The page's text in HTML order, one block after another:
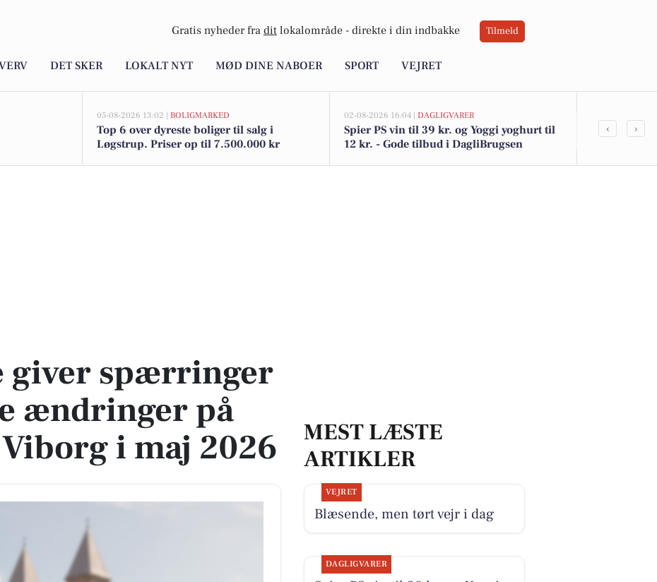
Gratis nyheder fra dit lokalområde - direkte i din indbakke Tilmeld
DET SKER LOKALT NYT MØD DINE NABOER SPORT VEJRET
05-08-2026 13:02 | BOLIGMARKED
Top 6 over dyreste boliger til salg i
Løgstrup. Priser op til 7.500.000 kr
02-08-2026 16:04 | DAGLIGVARER
Spier PS vin til 39 kr. og Yoggi yoghurt til
12 kr. - Gode tilbud i DagliBrugsen
De
‹ ›
ændringer på flere veje i Viborg i maj 2026
giver spærringer
ændringer på
i maj 2026
MEST LÆSTE
ARTIKLER
VEJRET
Blæsende, men tørt vejr i dag
DAGLIGVARER